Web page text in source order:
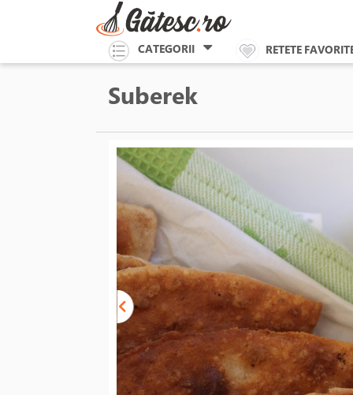
CATEGORII RETETE
Suberek